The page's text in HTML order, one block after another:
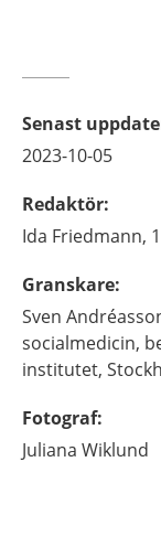
Senast
2023-10-05
Redaktör:
Ida Friedmann,
Granskare:
Sven
socialmedicin,
institutet,
Fotograf:
Juliana Wiklund